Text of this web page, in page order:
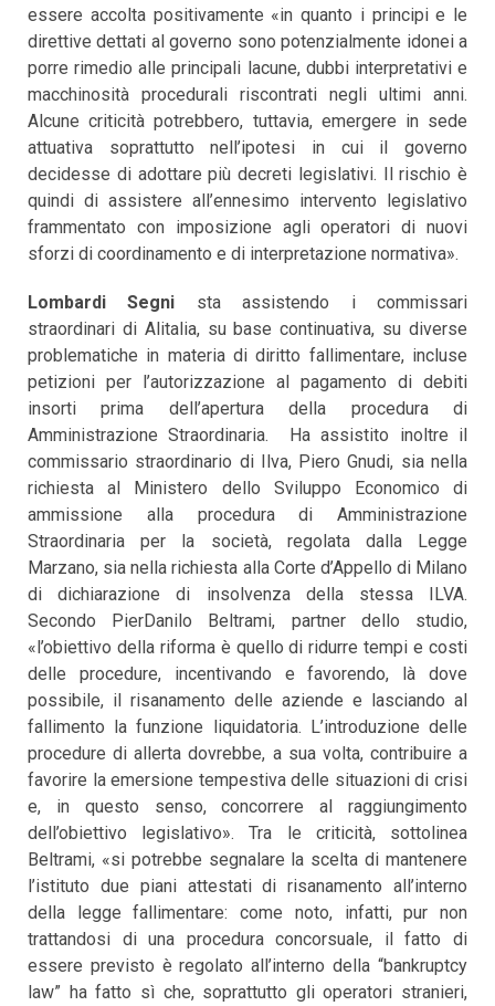
essere accolta positivamente «in quanto i principi e le
direttive dettati al governo sono potenzialmente idonei a
porre rimedio alle principali lacune, dubbi interpretativi e
macchinosità procedurali riscontrati negli ultimi anni.
Alcune criticità potrebbero, tuttavia, emergere in sede
attuativa soprattutto nell’ipotesi in cui il governo
decidesse di adottare più decreti legislativi. Il rischio è
quindi di assistere all’ennesimo intervento legislativo
frammentato con imposizione agli operatori di nuovi
sforzi di coordinamento e di interpretazione normativa».
Lombardi Segni sta assistendo i commissari
straordinari di Alitalia, su base continuativa, su diverse
problematiche in materia di diritto fallimentare, incluse
petizioni per l’autorizzazione al pagamento di debiti
insorti prima dell’apertura della procedura di
Amministrazione Straordinaria. Ha assistito inoltre il
commissario straordinario di Ilva, Piero Gnudi, sia nella
richiesta al Ministero dello Sviluppo Economico di
ammissione alla procedura di Amministrazione
Straordinaria per la società, regolata dalla Legge
Marzano, sia nella richiesta alla Corte d’Appello di Milano
di dichiarazione di insolvenza della stessa ILVA.
Secondo PierDanilo Beltrami, partner dello studio,
«l’obiettivo della riforma è quello di ridurre tempi e costi
delle procedure, incentivando e favorendo, là dove
possibile, il risanamento delle aziende e lasciando al
fallimento la funzione liquidatoria. L’introduzione delle
procedure di allerta dovrebbe, a sua volta, contribuire a
favorire la emersione tempestiva delle situazioni di crisi
e, in questo senso, concorrere al raggiungimento
dell’obiettivo legislativo». Tra le criticità, sottolinea
Beltrami, «si potrebbe segnalare la scelta di mantenere
l’istituto due piani attestati di risanamento all’interno
della legge fallimentare: come noto, infatti, pur non
trattandosi di una procedura concorsuale, il fatto di
essere previsto è regolato all’interno della “bankruptcy
law” ha fatto sì che, soprattutto gli operatori stranieri,